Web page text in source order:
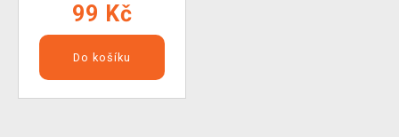
99 Kč
Do košíku